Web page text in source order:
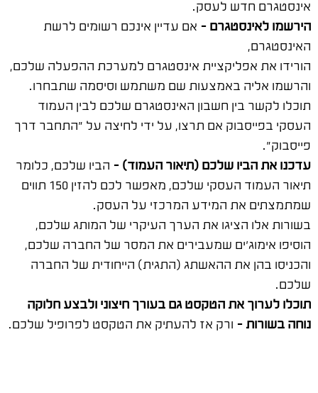
אינסטגרם חדש לעסק.
הירשמו לאינסטגרם – אם עדיין אינכם רשומים לרשת
האינסטגרם,
הורידו את אפליקציית אינסטגרם למערכת ההפעלה שלכם,
והרשמו אליה באמצעות שם משתמש וסיסמה שתבחרו.
תוכלו לקשר בין חשבון האינסטגרם שלכם לבין העמוד
העסקי בפייסבוק אם תרצו, על ידי לחיצה על "התחבר דרך
פייסבוק".
עדכנו את הביו שלכם (תיאור העמוד) – הביו שלכם, כלומר
תיאור העמוד העסקי שלכם, מאפשר לכם להזין 150 תווים
שמתמצתים את המידע המרכזי על העסק.
בשורות אלו הציגו את הערך העיקרי של המותג שלכם,
הוסיפו אימוג'ים שמעבירים את המסר של החברה שלכם,
והכניסו בהן את ההאשתג (התגית) הייחודית של החברה
שלכם.
תוכלו לערוך את הטקסט גם בעורך חיצוני ולבצע חלוקה
נוחה בשורות – ורק אז להעתיק את הטקסט לפרופיל שלכם.